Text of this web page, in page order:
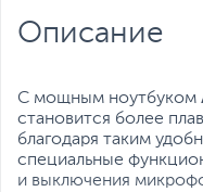
Твердотельный
Операционная
Все характеристики
Описание
С мощным ноутбуком
становится более
благодаря таким
специальные
и выключения